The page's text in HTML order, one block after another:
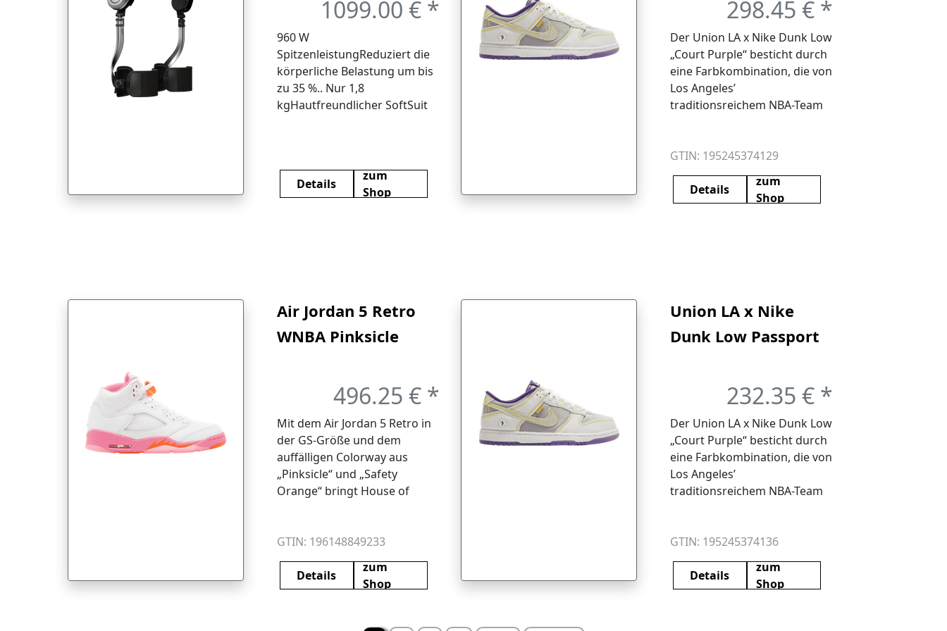
1099.00 € *
960 W
SpitzenleistungReduziert die
körperliche Belastung um bis
zu 35 %.. Nur 1,8
kgHautfreundlicher SoftSuit
Akku und wetterfestes
Design.. KI, die jeden Schritt
Details
zum
Shop
298.45 € *
Der Union LA x Nike Dunk Low
„Court Purple“ besticht durch
eine Farbkombination, die von
Los Angeles’
traditionsreichem NBA-Team
halbtransparentem Ripstop-
Gewebe, das im
Zehenbereich, an den Seiten
und am Kragen eine violette
GTIN: 195245374129
Details
zum
Shop
Air Jordan 5 Retro
WNBA Pinksicle
496.25 € *
Mit dem Air Jordan 5 Retro in
der GS-Größe und dem
auffälligen Colorway aus
„Pinksicle‌“ und „Safety
Orange‌“ bringt House of
Streetwear-Garderobe. Diese
spezielle Variante zollt dem
WNBA-Spirit Tribut und
verbindet markante
unverwechselbaren Silhouette
GTIN: 196148849233
Details
zum
Shop
Union LA x Nike
Dunk Low Passport
232.35 € *
Der Union LA x Nike Dunk Low
„Court Purple“ besticht durch
eine Farbkombination, die von
Los Angeles’
traditionsreichem NBA-Team
halbtransparentem Ripstop-
Gewebe, das im
Zehenbereich, an den Seiten
und am Kragen eine violette
GTIN: 195245374136
Details
zum
Shop